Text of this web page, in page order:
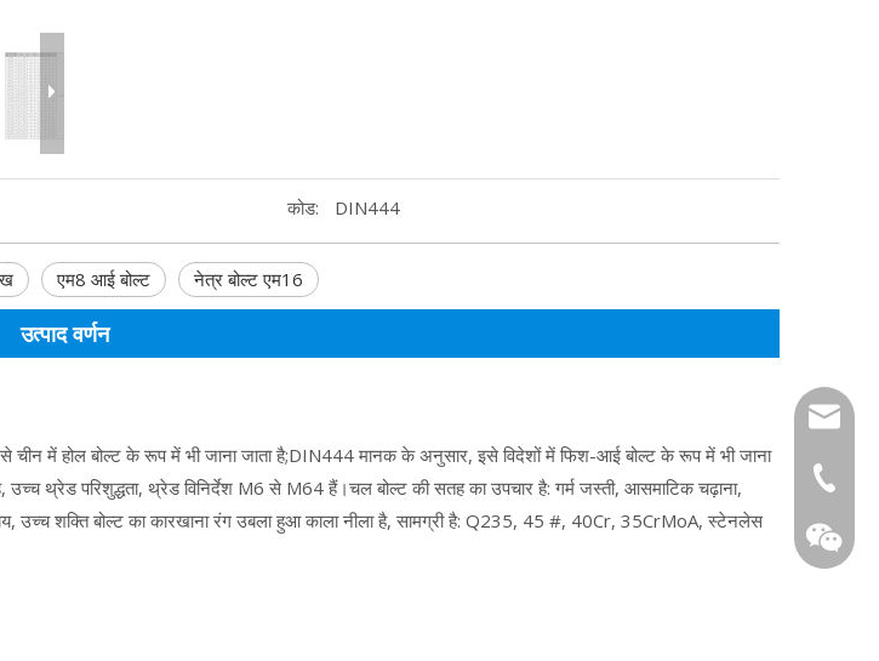
कोड: DIN444
एम8 आई बोल्ट नेत्र बोल्ट एम16
उत्पाद वर्णन
में होल बोल्ट के रूप में भी जाना जाता है;DIN444 मानक के अनुसार, इसे विदेशों में फिश-आई बोल्ट के रूप में भी जाना
उच्च थ्रेड परिशुद्धता, थ्रेड विनिर्देश M6 से M64 हैं।चल बोल्ट की सतह का उपचार है: गर्म जस्ती, आसमाटिक चढ़ाना,
उच्च शक्ति बोल्ट का कारखाना रंग उबला हुआ काला नीला है, सामग्री है: Q235, 45 #, 40Cr, 35CrMoA, स्टेनलेस
+86-